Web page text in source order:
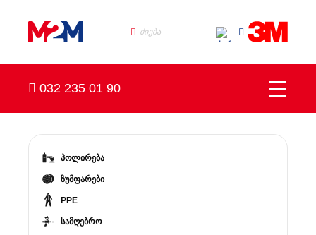
032 235 01 90
პოლირება
ზუმფარები
PPE
სამღებრო